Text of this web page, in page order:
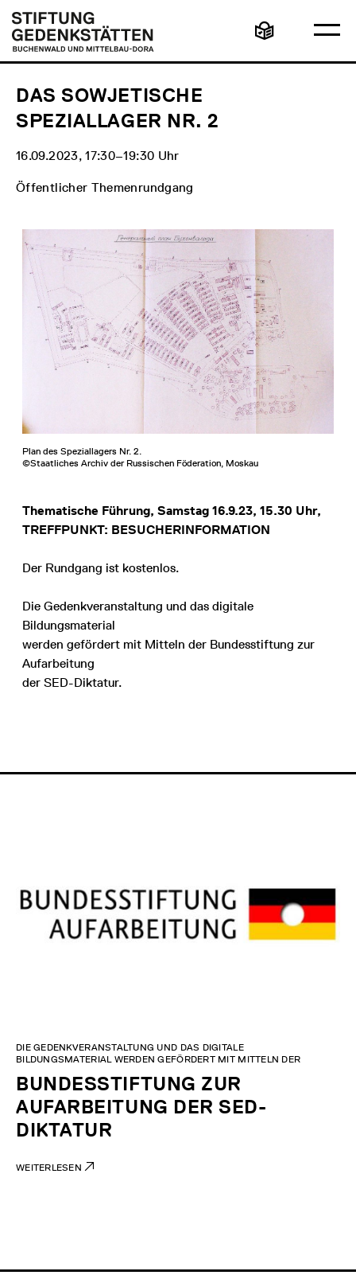
zum
Inhalt
Stiftung
Gedenkstätten
Buchenwald
und
Mittelbau-
Leichte
Sprache
DAS SOWJETISCHE
SPEZIALLAGER NR. 2
16.09.2023, 17:30‒19:30 Uhr
Öffentlicher Themenrundgang
Plan des Speziallagers Nr. 2.
©Staatliches Archiv der Russischen Föderation, Moskau
Thematische Führung, Samstag 16.9.23, 15.30 Uhr,
TREFFPUNKT: BESUCHERINFORMATION
Der Rundgang ist kostenlos.
Die Gedenkveranstaltung und das digitale
Bildungsmaterial
werden gefördert mit Mitteln der Bundesstiftung zur
Aufarbeitung
der SED-Diktatur.
BUNDESSTIFTUNG ZUR
AUFARBEITUNG DER SED-
DIKTATUR
DIE GEDENKVERANSTALTUNG UND DAS DIGITALE
BILDUNGSMATERIAL WERDEN GEFÖRDERT MIT MITTELN DER
WEITERLESEN